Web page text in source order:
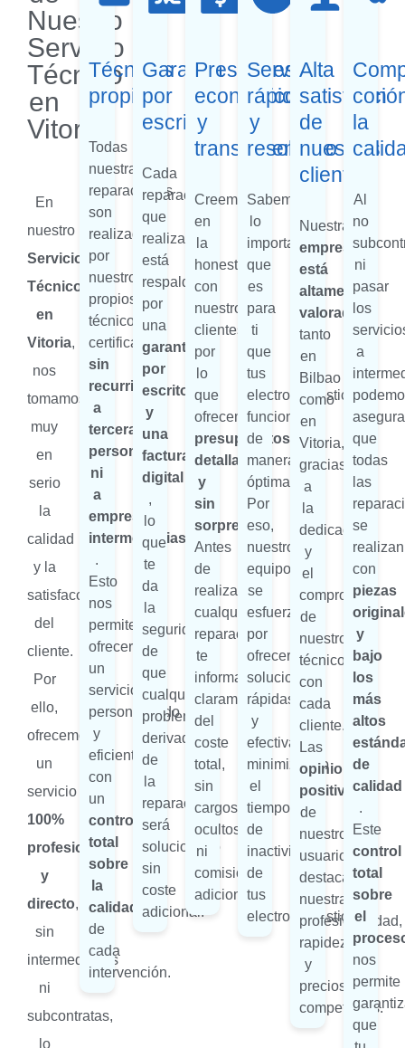
Nuestro
Servicio
Técnico
en
Vitoria
En
nuestro
Servicio
Técnico
en
Vitoria,
nos
tomamos
muy
en
serio
la
calidad
y la
satisfacción
del
cliente.
Por
ello,
ofrecemos
un
servicio
100%
profesional
y
directo,
sin
intermediarios
ni
subcontratas,
lo
Técnicos
propios
Todas
nuestras
reparaciones
son
realizadas
por
nuestros
propios
técnicos
certificados,
sin
recurrir
a
terceras
personas
ni
a
empresas
intermediarias
.
Esto
nos
permite
ofrecerte
un
servicio
personalizado
y
eficiente,
con
un
control
total
sobre
la
calidad
de
cada
intervención.
Garantía
por
escrito
Cada
reparación
que
realizamos
está
respaldada
por
una
garantía
por
escrito
y
una
factura
digital
,
lo
que
te
da
la
seguridad
de
que
cualquier
problema
derivado
de
la
reparación
será
solucionado
sin
coste
adicional.
Presupuestos
económicos
y
transparentes
Creemos
en
la
honestidad
con
nuestros
clientes,
por
lo
que
ofrecemos
presupuestos
detallados
y
sin
sorpresas
Antes
de
realizar
cualquier
reparación,
te
informamos
claramente
del
coste
total,
sin
cargos
ocultos
ni
comisiones
adicionales.
Servicio
rápido
y
resolutivo
Sabemos
lo
importante
que
es
para
ti
que
tus
electrodomésticos
funcionen
de
manera
óptima.
Por
eso,
nuestro
equipo
se
esfuerza
por
ofrecerte
soluciones
rápidas
y
efectivas,
minimizando
el
tiempo
de
inactividad
de
tus
electrodomésticos.
Alta
de
nuestros
clientes
Nuestra
empresa
está
altamente
valorada
tanto
en
Bilbao
como
en
Vitoria,
gracias
a
la
dedicación
y
el
compromiso
de
nuestros
técnicos
con
cada
cliente.
Las
opiniones
positivas
de
nuestros
usuarios
destacan
nuestra
profesionalidad,
rapidez
y
precios
competitivos.
con
la
Al
no
ni
pasar
los
a
que
todas
las
se
realizan
con
piezas
y
bajo
los
más
altos
de
calidad
.
Este
control
total
sobre
el
nos
permite
que